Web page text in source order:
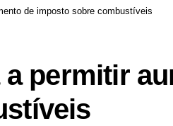
de imposto sobre combustíveis
permitir